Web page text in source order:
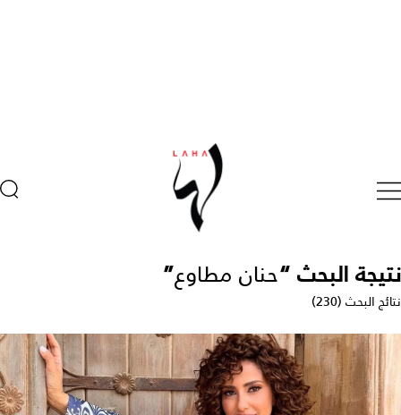
نتيجة البحث “حنان مطاوع”
نتائج البحث (230)